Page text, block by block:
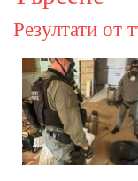
Резултати от